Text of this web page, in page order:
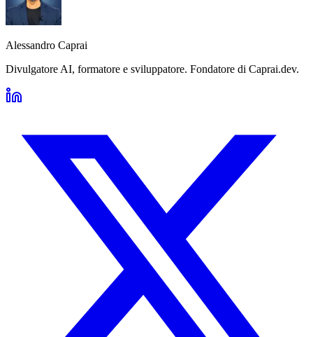
Alessandro Caprai
Divulgatore AI, formatore e sviluppatore. Fondatore di Caprai.dev.